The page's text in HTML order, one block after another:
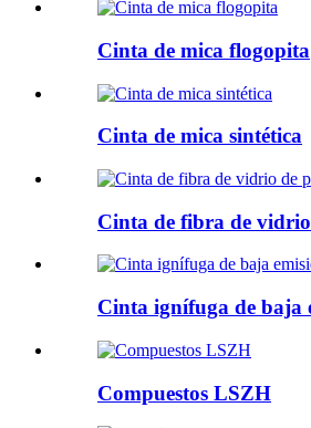
Cinta de mica flogopita
Cinta de mica sintética
Cinta de fibra de
Cinta ignífuga de baja
Compuestos LSZH